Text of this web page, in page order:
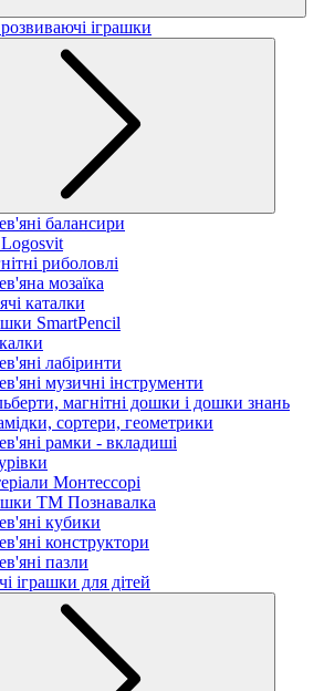
іграшки
балансири
риболовлі
мозаїка
каталки
SmartPencil
лабіринти
музичні інструменти
магнітні дошки і дошки знань
сортери, геометрики
рамки - вкладиші
Монтессорі
ТМ Познавалка
кубики
конструктори
пазли
іграшки для дітей